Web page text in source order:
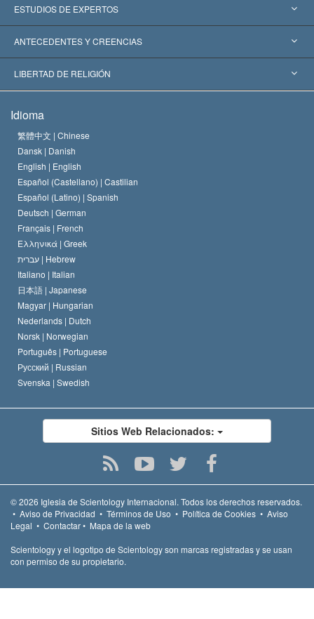
Estados Unidos
Reconocimientos Mundiales
Decisiones Históricas
ESTUDIOS DE EXPERTOS
Informes de Expertos por Categoría
Destacados Expertos Mundiales
ANTECEDENTES Y CREENCIAS
L. Ronald Hubbard
El Credo de la Iglesia de Scientology
El Código de un Scientologist
David Miscavige
LIBERTAD DE RELIGIÓN
Estándares de los Derechos Humanos Internacionales
Proclamación sobre la Religión
Idioma
繁體中文 | Chinese
Dansk | Danish
English | English
Español (Castellano) | Castilian
Español (Latino) | Spanish
Deutsch | German
Français | French
Ελληνικά | Greek
עברית | Hebrew
Italiano | Italian
日本語 | Japanese
Magyar | Hungarian
Nederlands | Dutch
Norsk | Norwegian
Português | Portuguese
Русский | Russian
Svenska | Swedish
Sitios Web Relacionados:
© 2026 Iglesia de Scientology Internacional. Todos los derechos reservados.
• Aviso de Privacidad • Términos de Uso • Política de Cookies • Aviso
Legal • Contactar• Mapa de la web
Scientology y el logotipo de Scientology son marcas registradas y se usan
con permiso de su propietario.